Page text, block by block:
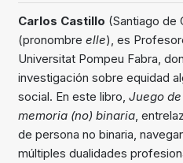
Carlos Castillo (Santiago de
(pronombre elle), es
Universitat Pompeu Fabra,
investigación sobre equidad
social. En este libro, Juego
memoria (no) binaria,
de persona no binaria,
múltiples dualidades